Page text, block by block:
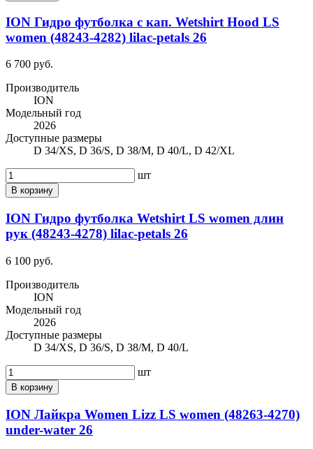
ION Гидро футболка с кап. Wetshirt Hood LS
women (48243-4282) lilac-petals 26
6 700 руб.
Производитель
ION
Модельный год
2026
Доступные размеры
D 34/XS, D 36/S, D 38/M, D 40/L, D 42/XL
шт
В корзину
ION Гидро футболка Wetshirt LS women длин
рук (48243-4278) lilac-petals 26
6 100 руб.
Производитель
ION
Модельный год
2026
Доступные размеры
D 34/XS, D 36/S, D 38/M, D 40/L
шт
В корзину
ION Лайкра Women Lizz LS women (48263-4270)
under-water 26